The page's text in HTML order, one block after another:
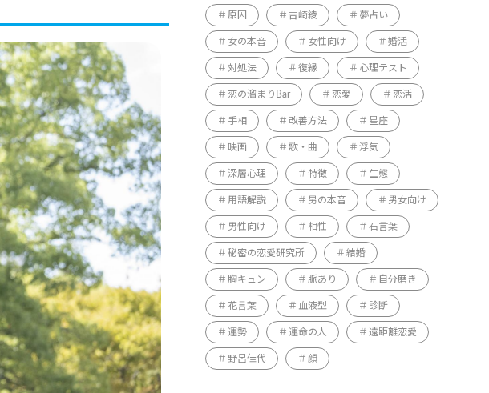
原因 吉崎綾 夢占い
女の本音 女性向け 婚活
対処法 復縁 心理テスト
恋の溜まりBar 恋愛 恋活
手相 改善方法 星座
映画 歌・曲 浮気
深層心理 特徴 生態
用語解説 男の本音 男女向け
男性向け 相性 石言葉
秘密の恋愛研究所 結婚
胸キュン 脈あり 自分磨き
花言葉 血液型 診断
運勢 運命の人 遠距離恋愛
野呂佳代 顔